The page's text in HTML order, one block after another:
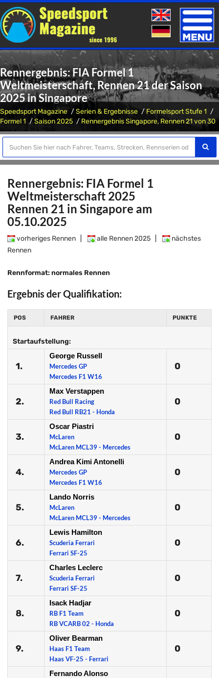
Toggle
Rennergebnis: FIA Formel 1
Weltmeisterschaft, Rennen 21 der Saison
2025 in Singapore
Speedsport Magazine Serien & Ergebnisse
Formelsport Stufe 1
Formel 1
Saison 2025 Rennergebnis Singapore, Rennen 21 von 30
Rennergebnis: FIA Formel 1
Weltmeisterschaft 2025
Rennen 21 in Singapore am
05.10.2025
vorheriges Rennen alle Rennen 2025
nächstes
Rennen
Rennformat: normales Rennen
Ergebnis der Qualifikation:
POS FAHRER PUNKTE
Startaufstellung:
1.
George Russell
Mercedes GP
Mercedes F1 W16
0
2.
Max Verstappen
Red Bull Racing
Red Bull RB21 - Honda
0
3.
Oscar Piastri
McLaren
McLaren MCL39 - Mercedes
0
4.
Andrea Kimi Antonelli
Mercedes GP
Mercedes F1 W16
0
5.
Lando Norris
McLaren
McLaren MCL39 - Mercedes
0
6.
Lewis Hamilton
Scuderia Ferrari
Ferrari SF-25
0
7.
Charles Leclerc
Scuderia Ferrari
Ferrari SF-25
0
8.
Isack Hadjar
RB F1 Team
RB VCARB 02 - Honda
0
9.
Oliver Bearman
Haas F1 Team
Haas VF-25 - Ferrari
0
Fernando Alonso